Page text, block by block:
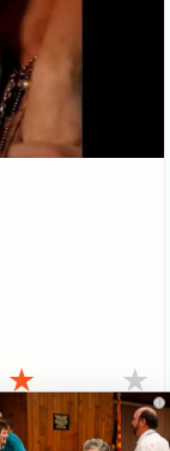
★ ★
и смотреть клипы
i